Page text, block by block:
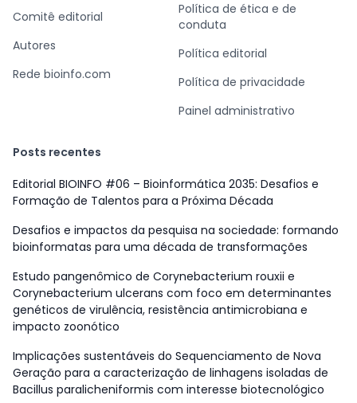
Comitê editorial
Autores
Rede bioinfo.com
Política de ética e de
conduta
Política editorial
Política de privacidade
Painel administrativo
Posts recentes
Editorial BIOINFO #06 – Bioinformática 2035: Desafios e
Formação de Talentos para a Próxima Década
Desafios e impactos da pesquisa na sociedade: formando
bioinformatas para uma década de transformações
Estudo pangenômico de Corynebacterium rouxii e
Corynebacterium ulcerans com foco em determinantes
genéticos de virulência, resistência antimicrobiana e
impacto zoonótico
Implicações sustentáveis do Sequenciamento de Nova
Geração para a caracterização de linhagens isoladas de
Bacillus paralicheniformis com interesse biotecnológico